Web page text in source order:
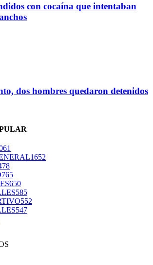
con cocaína que intentaban
dos hombres quedaron detenidos
1652
765
650
585
552
547